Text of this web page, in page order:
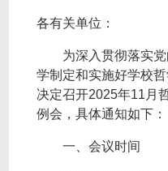
各有关单位：
为深入贯彻落实
学制定和实施好学校哲
决定召开2025年11月
例会，具体通知如下：
一、会议时间